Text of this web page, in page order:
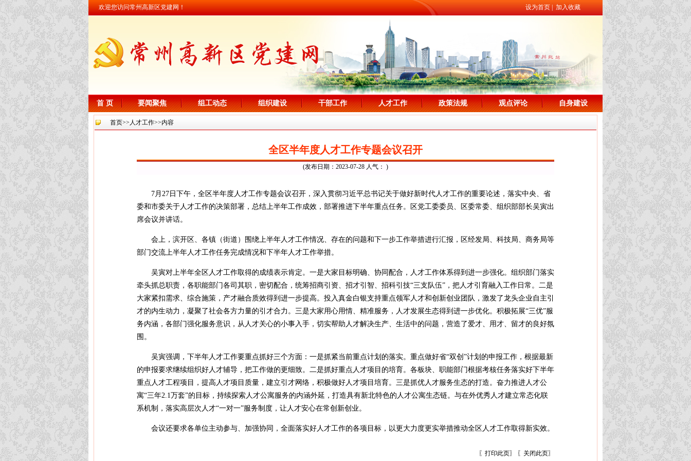
欢迎您访问常州高新区党建网！ 设为首页 加入收藏
首 页 要闻聚焦 组工动态 组织建设 干部工作 人才工作 政策法规 观点评论 自身建设
首页>> 人才工作>>内容
全区半年度人才工作专题会议召开
(发布日期：2023-07-28 人气： )
7月27日下午，全区半年度人才工作专题会议召开，深入贯彻习近平总书记关于做好新时代人才工作的重要论述，落实中央、省
委和市委关于人才工作的决策部署，总结上半年工作成效，部署推进下半年重点任务。区党工委委员、区委常委、组织部部长吴寅出
席会议并讲话。
会上，滨开区、各镇（街道）围绕上半年人才工作情况、存在的问题和下一步工作举措进行汇报，区经发局、科技局、商务局等
部门交流上半年人才工作任务完成情况和下半年人才工作举措。
吴寅对上半年全区人才工作取得的成绩表示肯定。一是大家目标明确、协同配合，人才工作体系得到进一步强化。组织部门落实
牵头抓总职责，各职能部门各司其职，密切配合，统筹招商引资、招才引智、招科引技“三支队伍”，把人才引育融入工作日常。二是
大家紧扣需求、综合施策，产才融合质效得到进一步提高。投入真金白银支持重点领军人才和创新创业团队，激发了龙头企业自主引
才的内生动力，凝聚了社会各方力量的引才合力。三是大家用心用情、精准服务，人才发展生态得到进一步优化。积极拓展“三优”服
务内涵，各部门强化服务意识，从人才关心的小事入手，切实帮助人才解决生产、生活中的问题，营造了爱才、用才、留才的良好氛
围。
吴寅强调，下半年人才工作要重点抓好三个方面：一是抓紧当前重点计划的落实。重点做好省“双创”计划的申报工作，根据最新
的申报要求继续组织好人才辅导，把工作做的更细致。二是抓好重点人才项目的培育。各板块、职能部门根据考核任务落实好下半年
重点人才工程项目，提高人才项目质量，建立引才网络，积极做好人才项目培育。三是抓优人才服务生态的打造。奋力推进人才公
寓“三年2.1万套”的目标，持续探索人才公寓服务的内涵外延，打造具有新北特色的人才公寓生态链。与在外优秀人才建立常态化联
系机制，落实高层次人才“一对一”服务制度，让人才安心在常创新创业。
会议还要求各单位主动参与、加强协同，全面落实好人才工作的各项目标，以更大力度更实举措推动全区人才工作取得新实效。
〖 打印此页〗 〖 关闭此页〗